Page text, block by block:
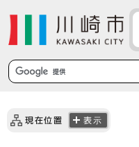
現在位置 表示